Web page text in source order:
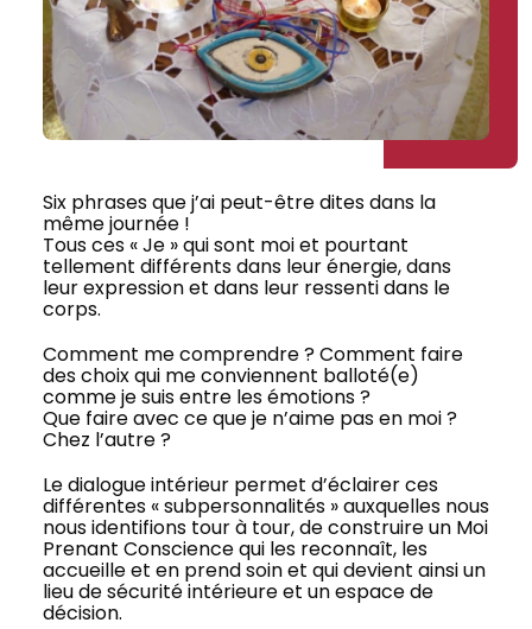
Six phrases que j’ai peut-être dites dans la
même journée !
Tous ces « Je » qui sont moi et pourtant
tellement différents dans leur énergie, dans
leur expression et dans leur ressenti dans le
corps.
Comment me comprendre ? Comment faire
des choix qui me conviennent balloté(e)
comme je suis entre les émotions ?
Que faire avec ce que je n’aime pas en moi ?
Chez l’autre ?
Le dialogue intérieur permet d’éclairer ces
différentes « subpersonnalités » auxquelles nous
nous identifions tour à tour, de construire un Moi
Prenant Conscience qui les reconnaît, les
accueille et en prend soin et qui devient ainsi un
lieu de sécurité intérieure et un espace de
décision.